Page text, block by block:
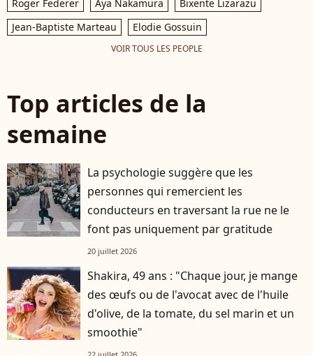
Roger Federer Aya Nakamura
Bixente Lizarazu
Jean-Baptiste Marteau
Elodie Gossuin
VOIR TOUS LES PEOPLE
Top articles de la
semaine
La psychologie suggère que les
personnes qui remercient les
conducteurs en traversant la rue ne le
font pas uniquement par gratitude
20 juillet 2026
Shakira, 49 ans : "Chaque jour, je mange
des œufs ou de l'avocat avec de l'huile
d'olive, de la tomate, du sel marin et un
smoothie"